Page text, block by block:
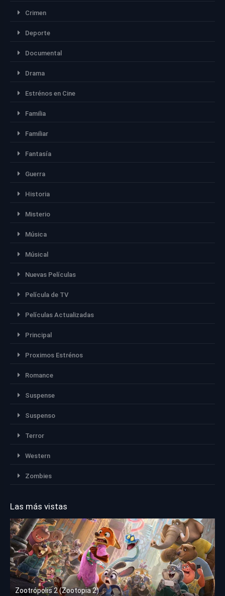
Crimen
Deporte
Documental
Drama
Estrénos en Cine
Familia
Familiar
Fantasía
Guerra
Historia
Misterio
Música
Músical
Nuevas Películas
Película de TV
Películas Actualizadas
Principal
Proximos Estrénos
Romance
Suspense
Suspenso
Terror
Western
Zombies
Las más vistas
Zootrópolis 2 (Zootopia 2)